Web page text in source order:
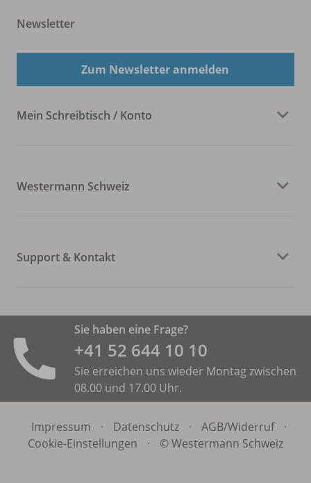
Newsletter
Zum Newsletter anmelden
Mein Schreibtisch / Konto
Westermann Schweiz
Support & Kontakt
Sie haben eine Frage?
+41 52 644 10 10
Sie erreichen uns wieder Montag zwischen
08.00 und 17.00 Uhr.
Impressum · Datenschutz · AGB/Widerruf
·
Cookie-Einstellungen
· © Westermann Schweiz